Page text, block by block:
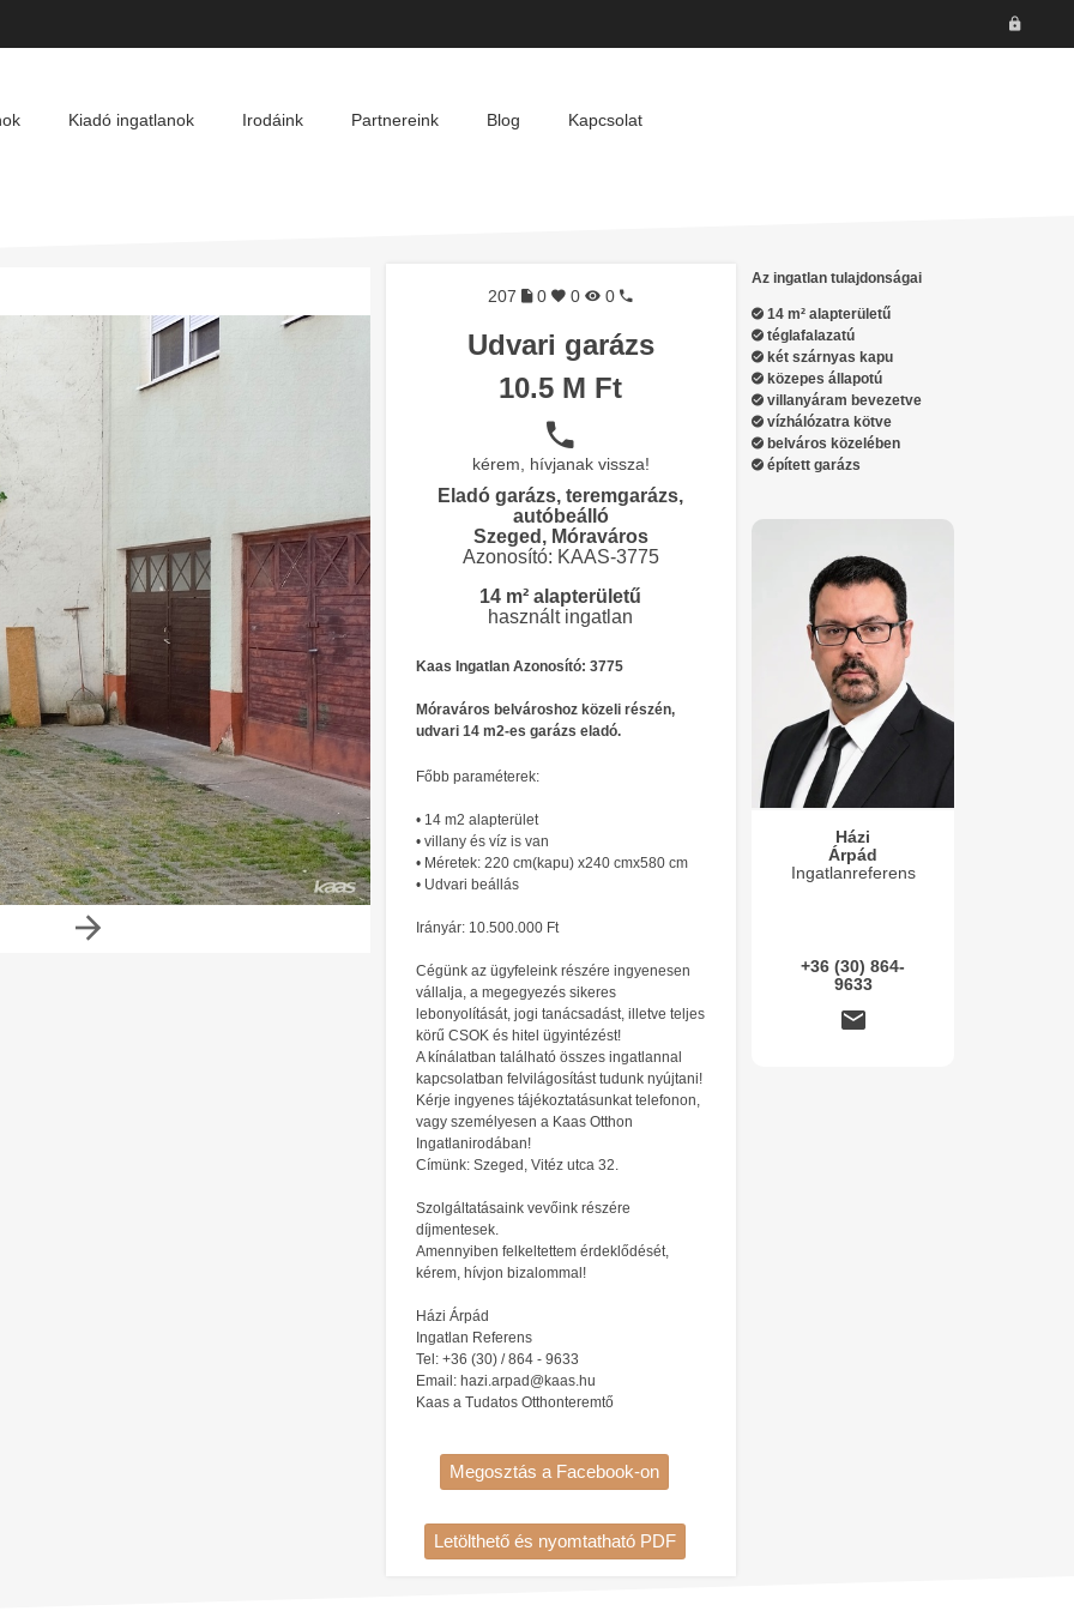
Kiadó ingatlanok Irodáink Partnereink Blog Kapcsolat
207 0 0 0
Udvari garázs
10.5 M Ft
kérem, hívjanak vissza!
Eladó garázs, teremgarázs,
autóbeálló
Szeged, Móraváros
Azonosító: KAAS-3775
14 m² alapterületű
használt ingatlan
Kaas Ingatlan Azonosító: 3775
Móraváros belvároshoz közeli részén,
udvari 14 m2-es garázs eladó.
Főbb paraméterek:
• 14 m2 alapterület
• villany és víz is van
• Méretek: 220 cm(kapu) x240 cmx580 cm
• Udvari beállás
Irányár: 10.500.000 Ft
Cégünk az ügyfeleink részére ingyenesen
vállalja, a megegyezés sikeres
lebonyolítását, jogi tanácsadást, illetve teljes
körű CSOK és hitel ügyintézést!
A kínálatban található összes ingatlannal
kapcsolatban felvilágosítást tudunk nyújtani!
Kérje ingyenes tájékoztatásunkat telefonon,
vagy személyesen a Kaas Otthon
Ingatlanirodában!
Címünk: Szeged, Vitéz utca 32.
Szolgáltatásaink vevőink részére
díjmentesek.
Amennyiben felkeltettem érdeklődését,
kérem, hívjon bizalommal!
Házi Árpád
Ingatlan Referens
Tel: +36 (30) / 864 - 9633
Email: hazi.arpad@kaas.hu
Kaas a Tudatos Otthonteremtő
Megosztás a Facebook-on
Letölthető és nyomtatható PDF
Az ingatlan tulajdonságai
14 m² alapterületű
téglafalazatú
két szárnyas kapu
közepes állapotú
villanyáram bevezetve
vízhálózatra kötve
belváros közelében
épített garázs
Házi
Árpád
Ingatlanreferens
+36 (30) 864-
9633